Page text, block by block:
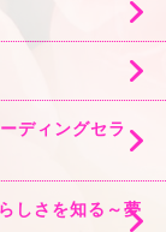
ディングセラ
しさを知る～夢